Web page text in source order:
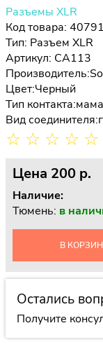
Разъемы XLR
Код товара: 40791
Тип: Разъем XLR
Артикул: CA113
Производитель:
Цвет:Черный
Тип контакта:
Вид соединителя:
☆ ☆ ☆ ☆ ☆
Цена 200 p.
Наличие:
Тюмень: в
В
Остались
Получите